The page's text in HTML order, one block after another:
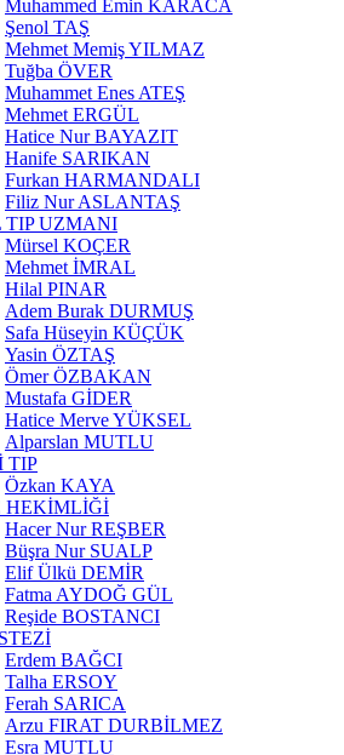
Muhammed Emin KARACA
Şenol TAŞ
Mehmet Memiş YILMAZ
Tuğba ÖVER
Muhammet Enes ATEŞ
Mehmet ERGÜL
Hatice Nur BAYAZIT
Hanife SARIKAN
Furkan HARMANDALI
Filiz Nur ASLANTAŞ
TIP UZMANI
Mürsel KOÇER
Mehmet İMRAL
Hilal PINAR
Adem Burak DURMUŞ
Safa Hüseyin KÜÇÜK
Yasin ÖZTAŞ
Ömer ÖZBAKAN
Mustafa GİDER
Hatice Merve YÜKSEL
Alparslan MUTLU
TIP
Özkan KAYA
HEKİMLİĞİ
Hacer Nur REŞBER
Büşra Nur SUALP
Elif Ülkü DEMİR
Fatma AYDOĞ GÜL
Reşide BOSTANCI
Erdem BAĞCI
Talha ERSOY
Ferah SARICA
Arzu FIRAT DURBİLMEZ
Esra MUTLU